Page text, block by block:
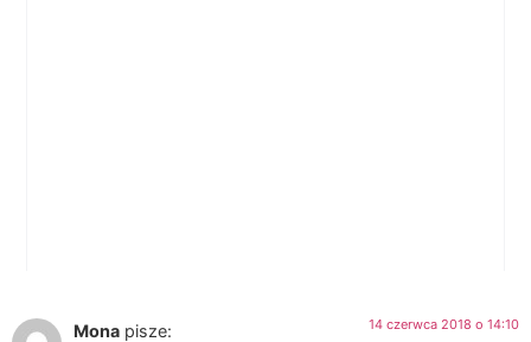
Mona pisze: 14 czerwca 2018 o 14:10